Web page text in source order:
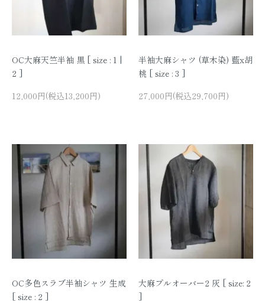
OC大麻天竺半袖 黒 [ size : 1 |
2 ]
12,000円(税込13,200円)
半袖大麻シャツ (草木染) 藍x胡
桃 [ size : 3 ]
27,000円(税込29,700円)
OC多色スラブ半袖シャツ 生成
[ size : 2 ]
大麻プルオーバー2 灰 [ size: 2
]